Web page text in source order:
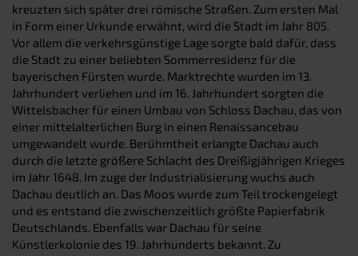
kreuzten sich später drei römische Straßen. Zum ersten Mal
in Form einer Urkunde erwähnt, wird die Stadt im Jahr 805.
Vor allem die verkehrsgünstige Lage sorgte bald dafür, dass
die Stadt zu einer beliebten Sommerresidenz für die
bayerischen Fürsten wurde. Marktrechte wurden im 13.
Jahrhundert verliehen und im 16. Jahrhundert sorgten die
Wittelsbacher für einen Umbau von Schloss Dachau, das von
einer mittelalterlichen Burg in einen Renaissancebau
umgewandelt wurde. Berühmtheit erlangte Dachau auch
durch die letzte größere Schlacht des Dreißigjährigen Krieges
im Jahr 1648. Im zuge der Industrialisierung wuchs auch
Dachau deutlich an. Das Moos wurde zum Teil trockengelegt
und es entstand die zwischenzeitlich größte Papierfabrik
Deutschlands. Ebenfalls war Dachau für seine
Künstlerkolonie des 19. Jahrhunderts bekannt. Zu